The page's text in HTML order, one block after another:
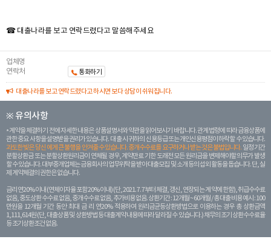
☎ 대출나라를 보고 연락드렸다고 말씀해주세요
업체명
연락처
통화하기
대출나라를 보고 연락드렸다고 하시면 보다 상담이 쉬워집니다.
※ 유의사항
계약을 체결하기 전에 자세한 내용은 상품설명서와 약관을 읽어보시기 바랍니다. 관계 법령에 따라 금융상품에
관한 중요 사항을 설명받을 권리가 있습니다. 대 출 시 귀하의 신용등급 또는 개인신용평점이 하락할 수 있습니다.
과도한 빚은 당신 에게 큰 불행을 안겨줄 수 있습니다. 중개수수료를 요구하거나 받는 것은 불법입니다. 일정 기간
분할상환금 또는 분할상환원리금이 연체될 경우, 계약만료 기한 도래전 모든 원리금을 변제해야할 의무가 발생
할 수 있습니다. 대부중개업체는 금융회사의 업무위탁을 받아 대출모집 및 소개 등의 섭외 활동을 돕습니다. 단, 실
제 계약체결의 권한은 없습니다.
금리 연20% 이내 (연체이자율 포함 20% 이내) (단, 2021. 7. 7부터 체결, 갱신, 연장되는 계 약에 한함), 취급수수료
없음, 중도상환 수수료 없음, 중개수수료 없음, 추가비용 없음. 상환기간 : 12개월 ~ 60개월 / 총 대출 비용 예시 : 100
만원을 12개월 기간 동안 최대 금 리 연20% 적용하여 원리금균등상환방법으로 이용하는 경우 총 상환금액
1,111,614원 (단, 대출상품 및 상환방법 등 대출계약 내용에 따라 달라질 수 있습니다.) 채무의 조기 상환수수료율
등 조기상환조건 없음.